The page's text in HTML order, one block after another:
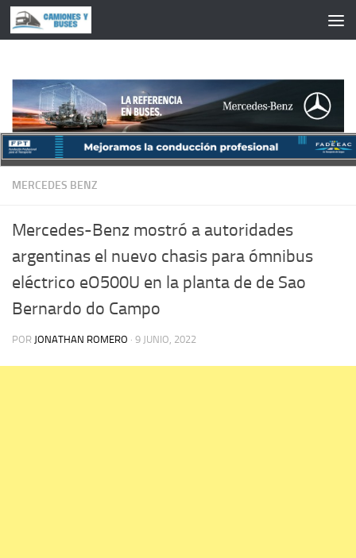
Saltar al contenido
MERCEDES BENZ
Mercedes-Benz mostró a autoridades
argentinas el nuevo chasis para ómnibus
eléctrico eO500U en la planta de de Sao
Bernardo do Campo
POR JONATHAN ROMERO · 9 JUNIO, 2022